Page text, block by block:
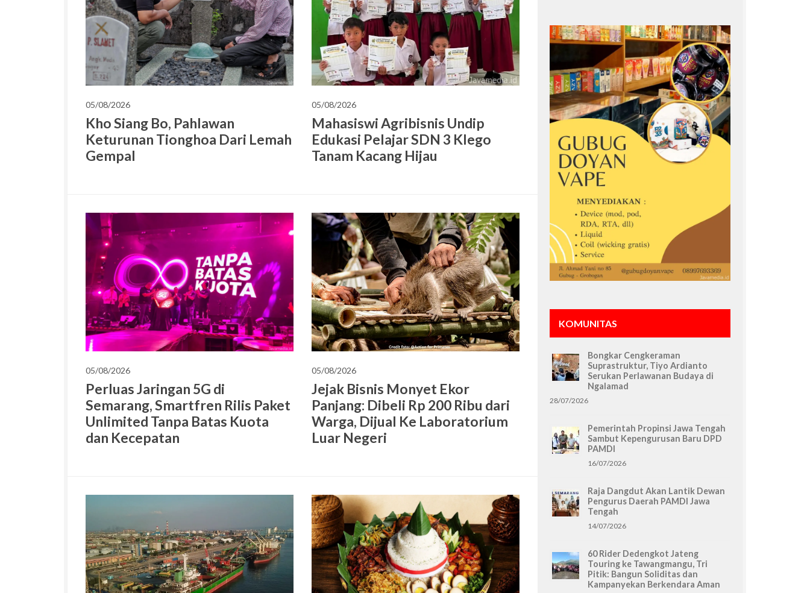
05/08/2026
Kho Siang Bo, Pahlawan
Keturunan Tionghoa Dari Lemah
Gempal
05/08/2026
Mahasiswi Agribisnis Undip
Edukasi Pelajar SDN 3 Klego
Tanam Kacang Hijau
05/08/2026
Perluas Jaringan 5G di
Semarang, Smartfren Rilis Paket
Unlimited Tanpa Batas Kuota
dan Kecepatan
05/08/2026
Jejak Bisnis Monyet Ekor
Panjang: Dibeli Rp 200 Ribu dari
Warga, Dijual Ke Laboratorium
Luar Negeri
KOMUNITAS
Bongkar Cengkeraman
Suprastruktur, Tiyo Ardianto
Serukan Perlawanan Budaya di
Ngalamad
28/07/2026
Pemerintah Propinsi Jawa Tengah
Sambut Kepengurusan Baru DPD
PAMDI
16/07/2026
Raja Dangdut Akan Lantik Dewan
Pengurus Daerah PAMDI Jawa
Tengah
14/07/2026
60 Rider Dedengkot Jateng
Touring ke Tawangmangu, Tri
Pitik: Bangun Soliditas dan
Kampanyekan Berkendara Aman